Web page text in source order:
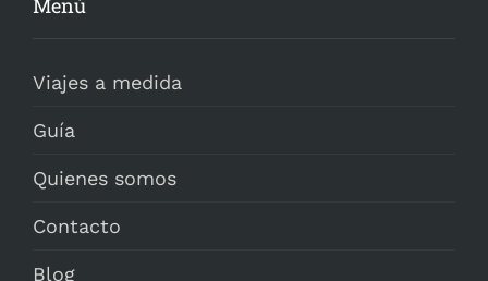
Menú
Viajes a medida
Guía
Quienes somos
Contacto
Blog